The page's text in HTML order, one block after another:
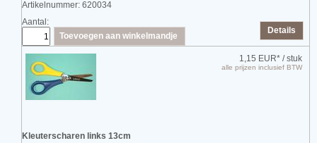
Artikelnummer: 620034
Details
Aantal:
Toevoegen aan winkelmandje
Kleuterscharen links 13cm
1,15 EUR* / stuk
alle prijzen inclusief BTW